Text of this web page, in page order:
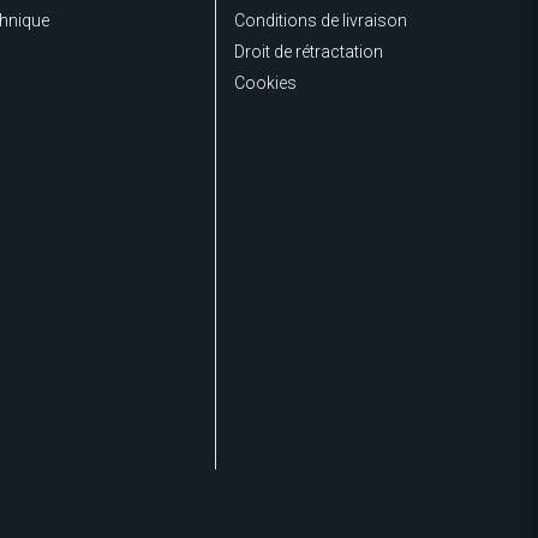
Conditions de livraison
Droit de rétractation
Cookies